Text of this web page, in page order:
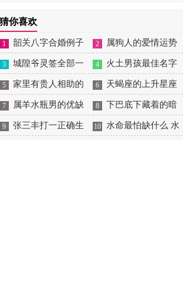
月26日适合装修吗
猜你喜欢
1 韶关八字合婚例子
多吗 韶关八字测风水
2 属狗人的爱情运势
是什么意思 属狗的人爱
情观
3 城隍爷灵签全部一
百签 城隍爷灵签解签大
全
4 火土男孩最佳名字
火土属性的字男孩名字
有哪些
5 家里有贵人相助的
风水 家里有贵人是什么
意思
6 天蝎座的上升星座
一览表 天蝎座的上升星
座查询
7 属羊水瓶男的优缺
点 属羊水瓶座男生性格
8 下巴底下藏着的暗
痣图解 下巴尖底下有痣
9 张三丰打一正确生 10 水命最怕缺什么 水